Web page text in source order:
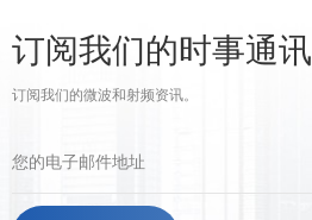
订阅我们的时事通讯
订阅我们的微波和射频资讯。